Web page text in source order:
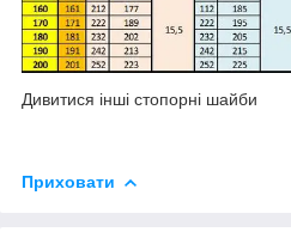
Дивитися інші стопорні шайби
Приховати